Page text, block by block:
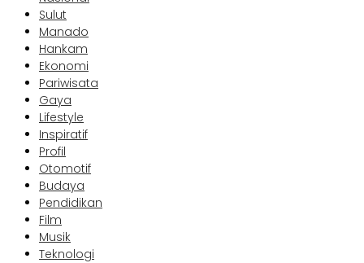
Sulut
Manado
Hankam
Ekonomi
Pariwisata
Gaya
Lifestyle
Inspiratif
Profil
Otomotif
Budaya
Pendidikan
Film
Musik
Teknologi